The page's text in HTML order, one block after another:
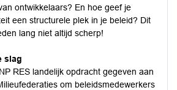
ontwikkelaars? En hoe geef je
een structurele plek in je beleid? Dit
lang niet altijd scherp!
slag
RES landelijk opdracht gegeven aan
om beleidsmedewerkers